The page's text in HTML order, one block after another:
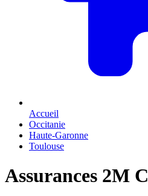
Accueil
Occitanie
Haute-Garonne
Toulouse
Assurances 2M